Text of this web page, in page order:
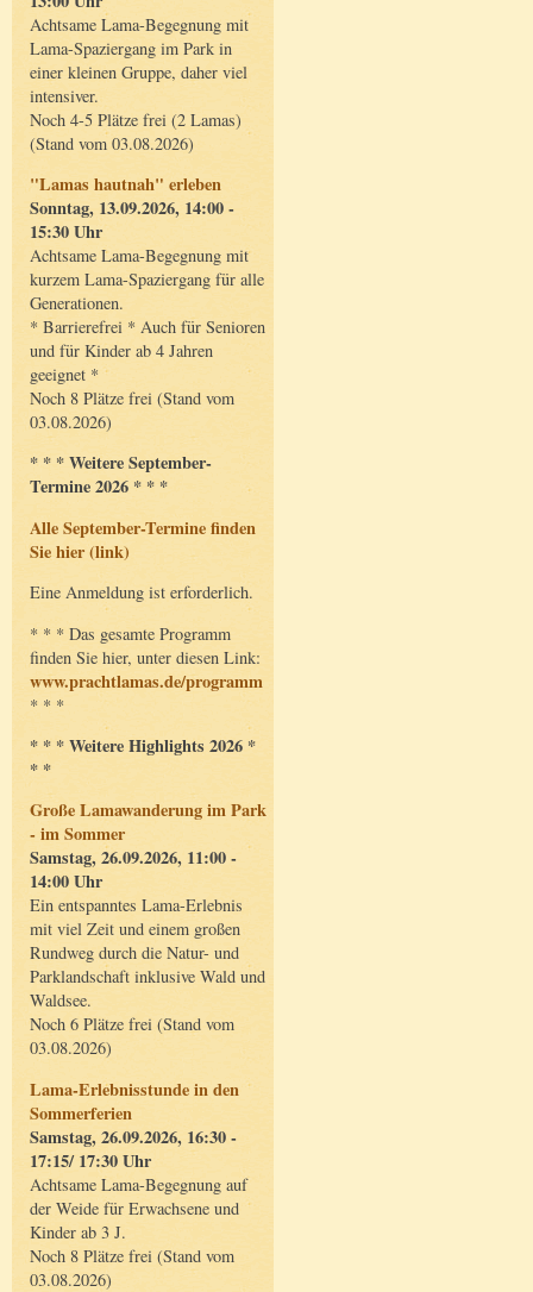
Achtsame Lama-Begegnung mit
Lama-Spaziergang im Park in
einer kleinen Gruppe, daher viel
intensiver.
Noch 4-5 Plätze frei (2 Lamas)
(Stand vom 03.08.2026)
"Lamas hautnah" erleben
Sonntag, 13.09.2026, 14:00 -
15:30 Uhr
Achtsame Lama-Begegnung mit
kurzem Lama-Spaziergang für alle
Generationen.
* Barrierefrei * Auch für Senioren
und für Kinder ab 4 Jahren
geeignet *
Noch 8 Plätze frei (Stand vom
03.08.2026)
* * * Weitere September-
Termine 2026 * * *
Alle September-Termine finden
Sie hier (link)
Eine Anmeldung ist erforderlich.
* * * Das gesamte Programm
finden Sie hier, unter diesen Link:
www.prachtlamas.de/programm
* * *
* * * Weitere Highlights 2026 *
* *
Große Lamawanderung im Park
- im Sommer
Samstag, 26.09.2026, 11:00 -
14:00 Uhr
Ein entspanntes Lama-Erlebnis
mit viel Zeit und einem großen
Rundweg durch die Natur- und
Parklandschaft inklusive Wald und
Waldsee.
Noch 6 Plätze frei (Stand vom
03.08.2026)
Lama-Erlebnisstunde in den
Sommerferien
Samstag, 26.09.2026, 16:30 -
17:15/ 17:30 Uhr
Achtsame Lama-Begegnung auf
der Weide für Erwachsene und
Kinder ab 3 J.
Noch 8 Plätze frei (Stand vom
03.08.2026)